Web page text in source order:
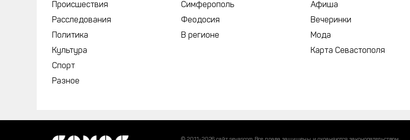
Происшествия
Расследования
Политика
Культура
Спорт
Разное
Симферополь
Феодосия
В регионе
Афиша
Вечеринки
Мода
Карта Севастополя